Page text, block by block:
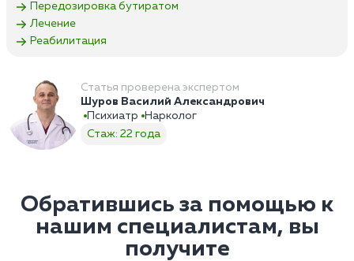
Передозировка бутиратом
Лечение
Реабилитация
Статья проверена экспертом
Шуров Василий Александрович
Психиатр
Нарколог
Стаж: 22 года
Обратившись за помощью к
нашим специалистам, вы
получите